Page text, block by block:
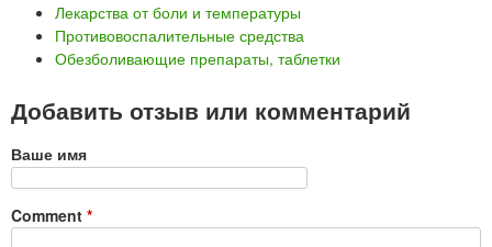
Лекарства от боли и температуры
Противовоспалительные средства
Обезболивающие препараты, таблетки
Добавить отзыв или комментарий
Ваше имя
Comment *